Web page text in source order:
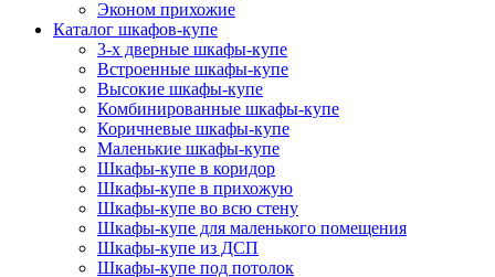
Эконом прихожие
Каталог шкафов-купе
3-х дверные шкафы-купе
Встроенные шкафы-купе
Высокие шкафы-купе
Комбинированные шкафы-купе
Коричневые шкафы-купе
Маленькие шкафы-купе
Шкафы-купе в коридор
Шкафы-купе в прихожую
Шкафы-купе во всю стену
Шкафы-купе для маленького помещения
Шкафы-купе из ДСП
Шкафы-купе под потолок